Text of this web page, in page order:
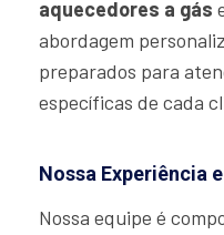
aquecedores a gás
abordagem
preparados para
específicas de cada
Nossa Experiência
Nossa equipe é